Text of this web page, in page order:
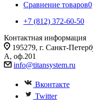
Сравнение товаров0
+7 (812) 372-60-50
Контактная информация
195279, г. Санкт-
А, оф.201
info@titansystem.ru
Вконтакте
Twitter